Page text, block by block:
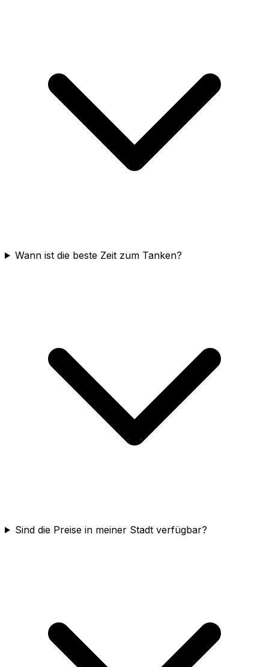
Wann ist die beste Zeit zum Tanken?
Sind die Preise in meiner Stadt verfügbar?